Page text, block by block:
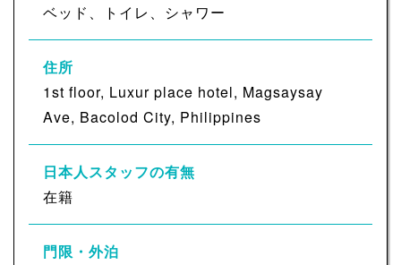
ベッド、トイレ、シャワー
住所
1st floor, Luxur place hotel, Magsaysay
Ave, Bacolod City, Philippines
日本人スタッフの有無
在籍
門限・外泊